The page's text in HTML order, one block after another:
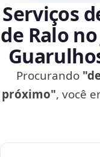
Serviços
de Ralo
Procurando
próximo", você